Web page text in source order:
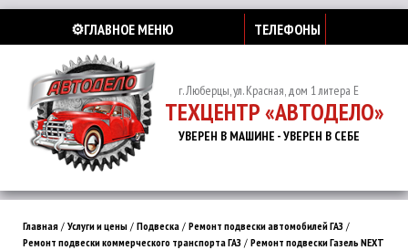
⚙️ГЛАВНОЕ МЕНЮ ТЕЛЕФОНЫ
г. Люберцы, ул. Красная, дом 1 литера Е
ТЕХЦЕНТР «АВТОДЕЛО»
УВЕРЕН В МАШИНЕ - УВЕРЕН В СЕБЕ
Главная / Услуги и цены / Подвеска / Ремонт подвески автомобилей ГАЗ /
Ремонт подвески коммерческого транспорта ГАЗ / Ремонт подвески Газель NEXT